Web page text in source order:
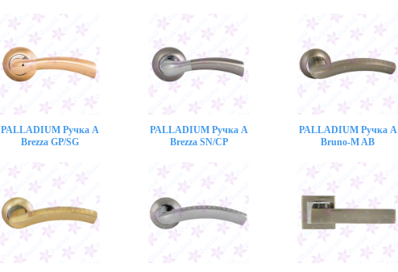
PALLADIUM Ручка A
Brezza GP/SG
PALLADIUM Ручка A
Brezza SN/CP
PALLADIUM Ручка A
Bruno-M AB